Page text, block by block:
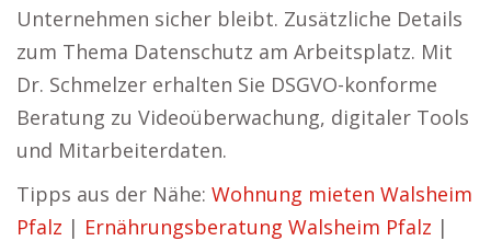
Unternehmen sicher bleibt. Zusätzliche Details
zum Thema Datenschutz am Arbeitsplatz. Mit
Dr. Schmelzer erhalten Sie DSGVO-konforme
Beratung zu Videoüberwachung, digitaler Tools
und Mitarbeiterdaten.
Tipps aus der Nähe: Wohnung mieten Walsheim
Pfalz | Ernährungsberatung Walsheim Pfalz |